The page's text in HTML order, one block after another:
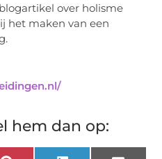
over holisme
het maken van een
hem dan op: